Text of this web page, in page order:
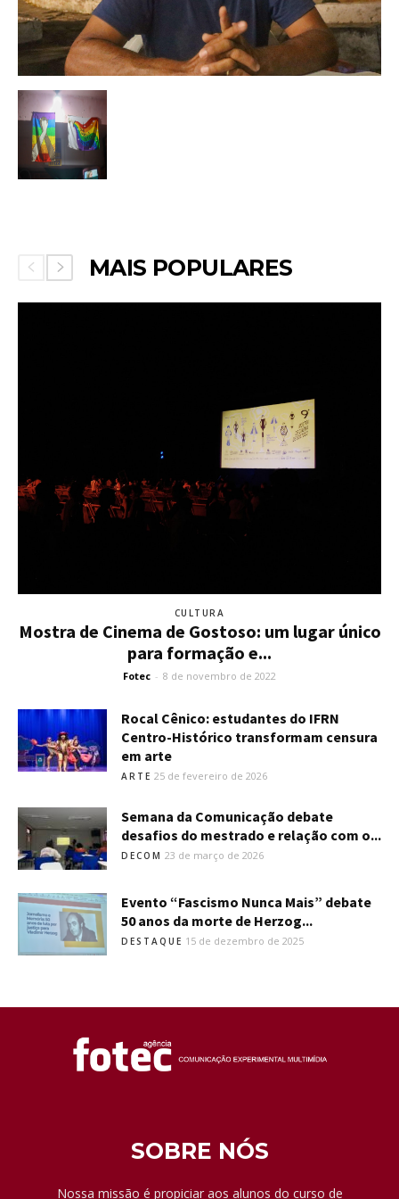
MAIS POPULARES
CULTURA
Mostra de Cinema de Gostoso: um lugar único
para formação e...
Fotec - 8 de novembro de 2022
Rocal Cênico: estudantes do IFRN
Centro-Histórico transformam censura
em arte
ARTE 25 de fevereiro de 2026
Semana da Comunicação debate
desafios do mestrado e relação com o...
DECOM 23 de março de 2026
Evento “Fascismo Nunca Mais” debate
50 anos da morte de Herzog...
DESTAQUE 15 de dezembro de 2025
SOBRE NÓS
Nossa missão é propiciar aos alunos do curso de